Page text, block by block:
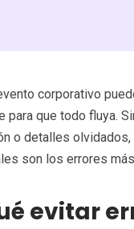
corporativo
para que todo fluya.
o detalles
son los errores
evitar